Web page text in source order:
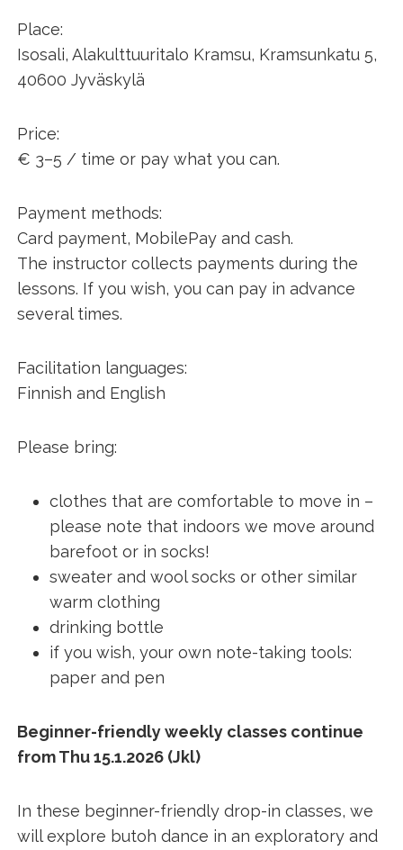
Place:
Isosali, Alakulttuuritalo Kramsu, Kramsunkatu 5,
40600 Jyväskylä
Price:
€ 3–5 / time or pay what you can.
Payment methods:
Card payment, MobilePay and cash.
The instructor collects payments during the
lessons. If you wish, you can pay in advance
several times.
Facilitation languages:
Finnish and English
Please bring:
clothes that are comfortable to move in –
please note that indoors we move around
barefoot or in socks!
sweater and wool socks or other similar
warm clothing
drinking bottle
if you wish, your own note-taking tools:
paper and pen
Beginner-friendly weekly classes continue
from Thu 15.1.2026 (Jkl)
In these beginner-friendly drop-in classes, we
will explore butoh dance in an exploratory and